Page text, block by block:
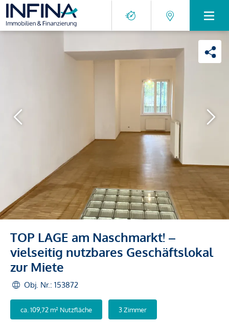
TOP LAGE am Naschmarkt! –
vielseitig nutzbares Geschäftslokal
zur Miete
Obj. Nr.: 153872
ca. 109,72 m² Nutzfläche 3 Zimmer